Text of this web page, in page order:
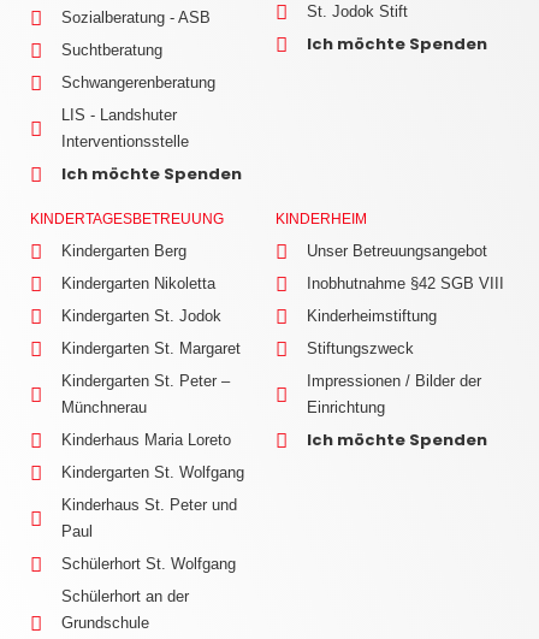
Sozialberatung - ASB
Suchtberatung
Schwangerenberatung
LIS - Landshuter
Interventionsstelle
Ich möchte Spenden
St. Jodok Stift
Ich möchte Spenden
KINDERTAGESBETREUUNG
Kindergarten Berg
Kindergarten Nikoletta
Kindergarten St. Jodok
Kindergarten St. Margaret
Kindergarten St. Peter –
Münchnerau
Kinderhaus Maria Loreto
Kindergarten St. Wolfgang
Kinderhaus St. Peter und
Paul
Schülerhort St. Wolfgang
Schülerhort an der
Grundschule
KINDERHEIM
Unser Betreuungsangebot
Inobhutnahme §42 SGB VIII
Kinderheimstiftung
Stiftungszweck
Impressionen / Bilder der
Einrichtung
Ich möchte Spenden